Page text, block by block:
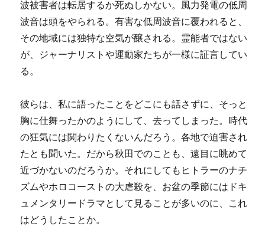
波被害者は転居するか死ぬしかない。風力発電の低周
波音は頭をやられる。有害な低周波音に覆われると、
その地域には独特な空気が醸される。霊能者ではない
が、ジャーナリストや運動家たちが一様に証言してい
る。
彼らは、私に語ったことをどこにも話さずに、そっと
胸に仕舞ったかのようにして、去ってしまった。時代
の狂気には関わりたくないんだろう。各地で迫害され
たとも聞いた。だから秋田でのことも、遠目に眺めて
近づかないのだろうか。それにしてもヒトラーのナチ
ズムやホロコーストの大虐殺を、お盆の季節にはドキ
ュメンタリードラマとして見ることが多いのに、これ
はどうしたことか。